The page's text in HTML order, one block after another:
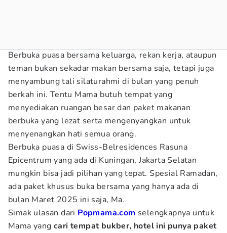
Berbuka puasa bersama keluarga, rekan kerja, ataupun
teman bukan sekadar makan bersama saja, tetapi juga
menyambung tali silaturahmi di bulan yang penuh
berkah ini. Tentu Mama butuh tempat yang
menyediakan ruangan besar dan paket makanan
berbuka yang lezat serta mengenyangkan untuk
menyenangkan hati semua orang.
Berbuka puasa di Swiss-Belresidences Rasuna
Epicentrum yang ada di Kuningan, Jakarta Selatan
mungkin bisa jadi pilihan yang tepat. Spesial Ramadan,
ada paket khusus buka bersama yang hanya ada di
bulan Maret 2025 ini saja, Ma.
Simak ulasan dari Popmama.com selengkapnya untuk
Mama yang cari tempat bukber, hotel ini punya paket